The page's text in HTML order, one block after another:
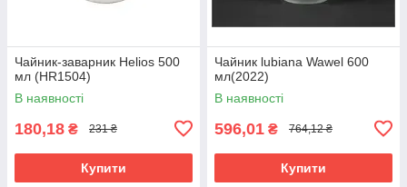
Чайник-заварник Helios 500
мл (HR1504)
В наявності
180,18 ₴ 231 ₴
Купити
Чайник lubiana Wawel 600
мл(2022)
В наявності
596,01 ₴ 764,12 ₴
Купити